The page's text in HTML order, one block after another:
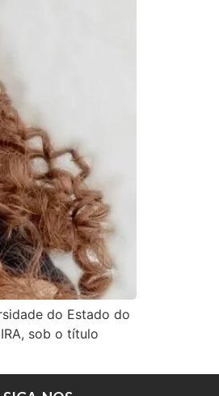
do Estado do
sob o título